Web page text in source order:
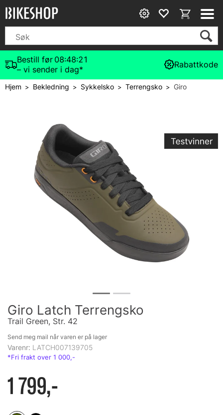
Bestill før 08:48:21
– vi sender i dag*
Rabattkode
Hjem> Bekledning > Sykkelsko>Terrengsko>Giro
Giro Latch Terrengsko
Trail Green, Str. 42
Varenr: LATCH007139705
1 799,-
Send meg mail når varen er på lager